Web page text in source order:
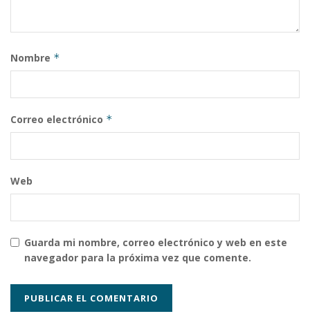
Nombre *
Correo electrónico *
Web
Guarda mi nombre, correo electrónico y web en este
navegador para la próxima vez que comente.